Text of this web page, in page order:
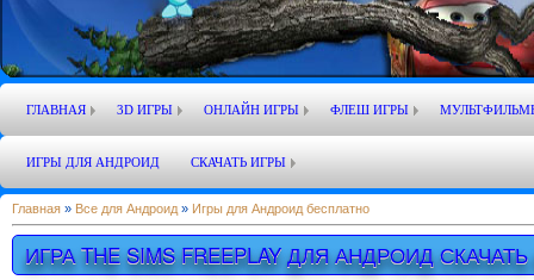
ГЛАВНАЯ 3D ИГРЫ ОНЛАЙН ИГРЫ ФЛЕШ ИГРЫ
ИГРЫ ДЛЯ АНДРОИД СКАЧАТЬ ИГРЫ
Главная » Все для Андроид » Игры для Андроид бесплатно
ИГРА THE SIMS FREEPLAY ДЛЯ АНДРОИД